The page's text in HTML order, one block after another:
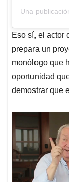
Una
Eso sí, el actor
prepara un
monólogo que
oportunidad
demostrar que